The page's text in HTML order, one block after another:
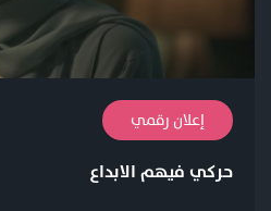
إعلان رقمي
حركي فيهم الابداع